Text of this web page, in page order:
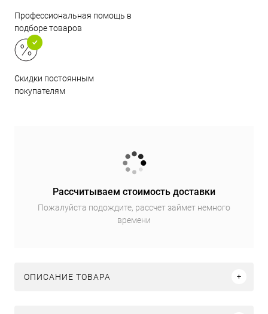
Профессиональная помощь в
подборе товаров
Скидки постоянным
покупателям
Рассчитываем стоимость доставки
Пожалуйста подождите, рассчет займет немного
времени
ОПИСАНИЕ ТОВАРА